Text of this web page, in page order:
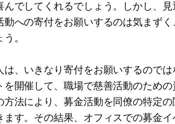
んでしてくれるでしょう。しかし、
動への寄付をお願いするのは気まず
。
は、いきなり寄付をお願いするので
を開催して、職場で慈善活動のため
方法により、募金活動を同僚の特定
ます。その結果、オフィスでの募金